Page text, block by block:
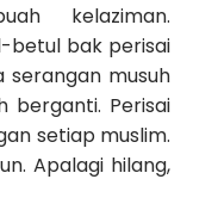
kelaziman.
betul bak perisai
serangan musuh
berganti. Perisai
setiap muslim.
Apalagi hilang,